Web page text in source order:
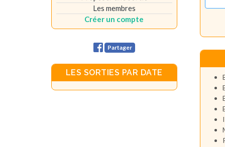
Les membres
Créer un compte
Partager
LES SORTIES PAR DATE